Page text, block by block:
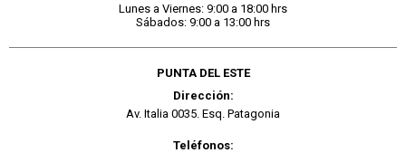
Lunes a Viernes: 9:00 a 18:00 hrs
Sábados: 9:00 a 13:00 hrs
PUNTA DEL ESTE
Dirección:
Av. Italia 0035. Esq. Patagonia
Teléfonos: